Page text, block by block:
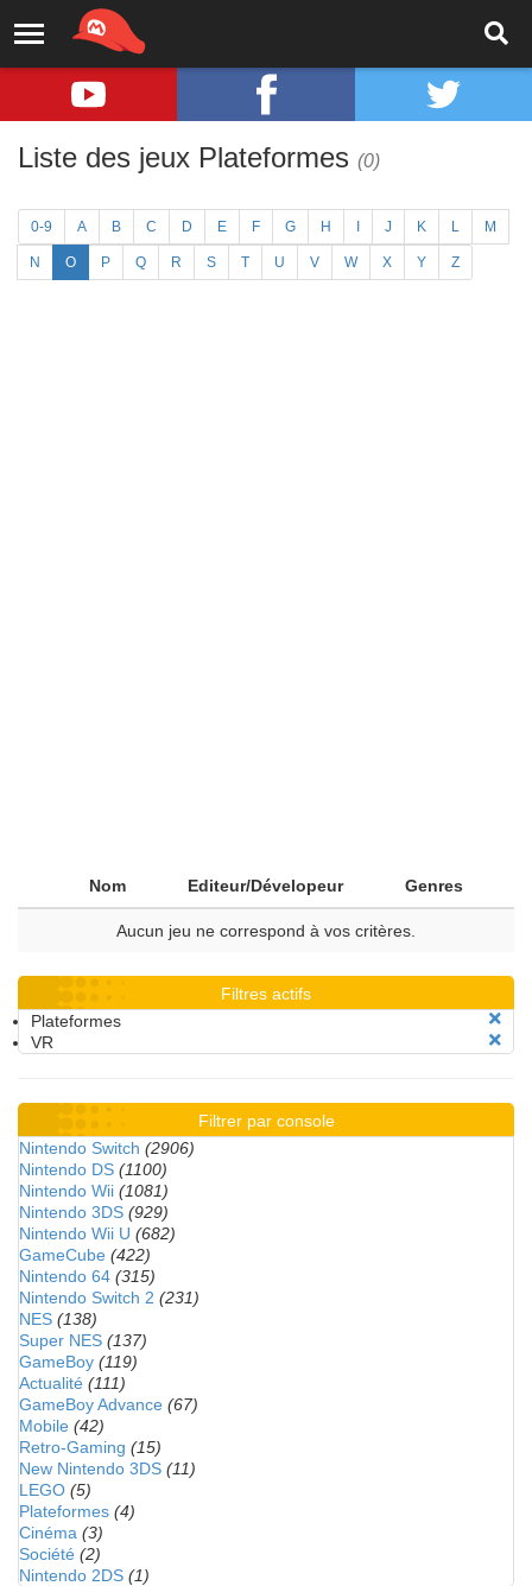
Liste des jeux Plateformes (0)
0-9 A B C D E F G H J K L M
N O P Q R S T U V W X Y Z
Nom Editeur/Dévelopeur Genres
Aucun jeu ne correspond à vos critères.
Filtres actifs
Plateformes
VR
Filtrer par console
Nintendo Switch (2906)
Nintendo DS (1100)
Nintendo Wii (1081)
Nintendo 3DS (929)
Nintendo Wii U (682)
GameCube (422)
Nintendo 64 (315)
Nintendo Switch 2 (231)
NES (138)
Super NES (137)
GameBoy (119)
Actualité (111)
GameBoy Advance (67)
Mobile (42)
Retro-Gaming (15)
New Nintendo 3DS (11)
LEGO (5)
Plateformes (4)
Cinéma (3)
Société (2)
Nintendo 2DS (1)